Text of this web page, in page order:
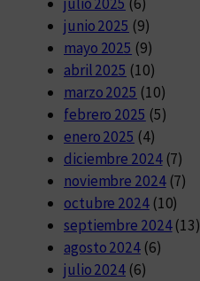
julio 2025 (6)
junio 2025 (9)
mayo 2025 (9)
abril 2025 (10)
marzo 2025 (10)
febrero 2025 (5)
enero 2025 (4)
diciembre 2024(7)
noviembre 2024(7)
octubre 2024(10)
septiembre 2024(13)
agosto 2024(6)
julio 2024 (6)